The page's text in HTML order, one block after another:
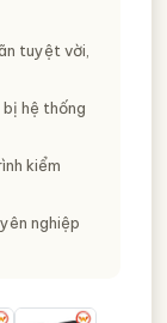
tuyệt vời,
hệ thống
kiểm
nghiệp